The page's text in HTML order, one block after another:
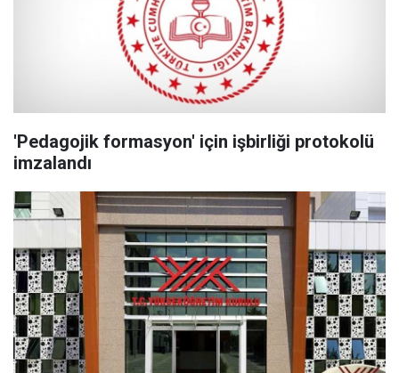
'Pedagojik formasyon' için işbirliği protokolü
imzalandı